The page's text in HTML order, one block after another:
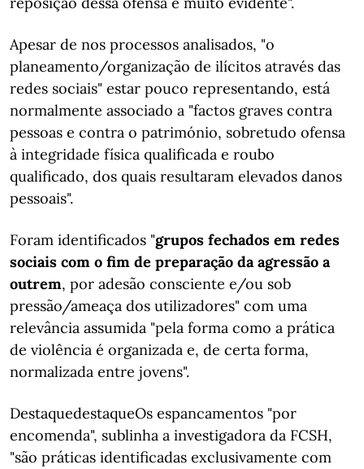
Apesar de nos processos analisados, "o
planeamento/organização de ilícitos através das
redes sociais" estar pouco representando, está
normalmente associado a "factos graves contra
pessoas e contra o património, sobretudo ofensa
à integridade física qualificada e roubo
qualificado, dos quais resultaram elevados danos
pessoais".
Foram identificados "grupos fechados em redes
sociais com o fim de preparação da agressão a
outrem, por adesão consciente e/ou sob
pressão/ameaça dos utilizadores" com uma
relevância assumida "pela forma como a prática
de violência é organizada e, de certa forma,
normalizada entre jovens".
DestaquedestaqueOs espancamentos "por
encomenda", sublinha a investigadora da FCSH,
"são práticas identificadas exclusivamente com